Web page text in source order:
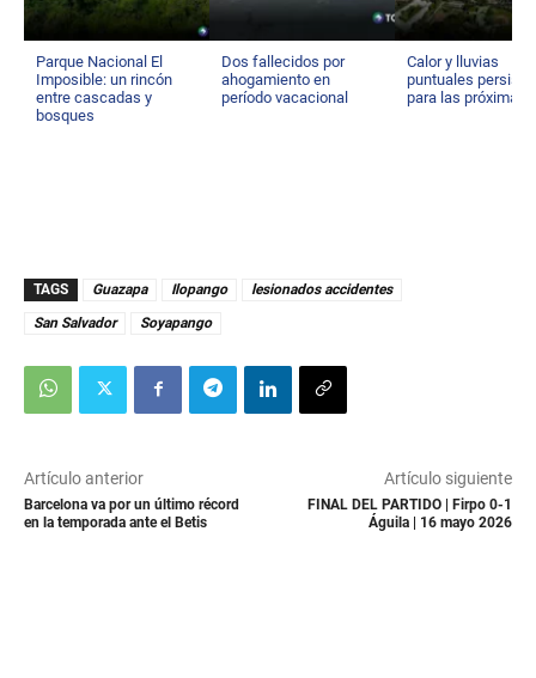
Parque Nacional El
Imposible: un rincón
entre cascadas y
bosques
Dos fallecidos por
ahogamiento en
período vacacional
Calor y lluvias
puntuales
para las próximas
TAGS Guazapa Ilopango
lesionados accidentes
San Salvador
Soyapango
Artículo anterior
Barcelona va por un último récord
en la temporada ante el Betis
Artículo siguiente
FINAL DEL PARTIDO | Firpo 0-1
Águila | 16 mayo 2026